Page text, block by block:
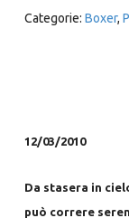
Categorie: Boxer,
12/03/2010
Da stasera in
può correre